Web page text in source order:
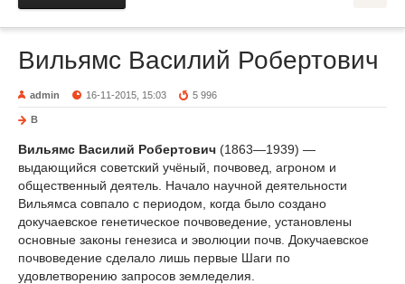
Вильямс Василий Робертович
admin 16-11-2015, 15:03 5 996
В
Вильямс Василий Робертович (1863—1939) —
выдающийся советский учёный, почвовед, агроном и
общественный деятель. Начало научной деятельности
Вильямса совпало с периодом, когда было создано
докучаевское генетическое почвоведение, установлены
основные законы генезиса и эволюции почв. Докучаевское
почвоведение сделало лишь первые Шаги по
удовлетворению запросов земледелия.